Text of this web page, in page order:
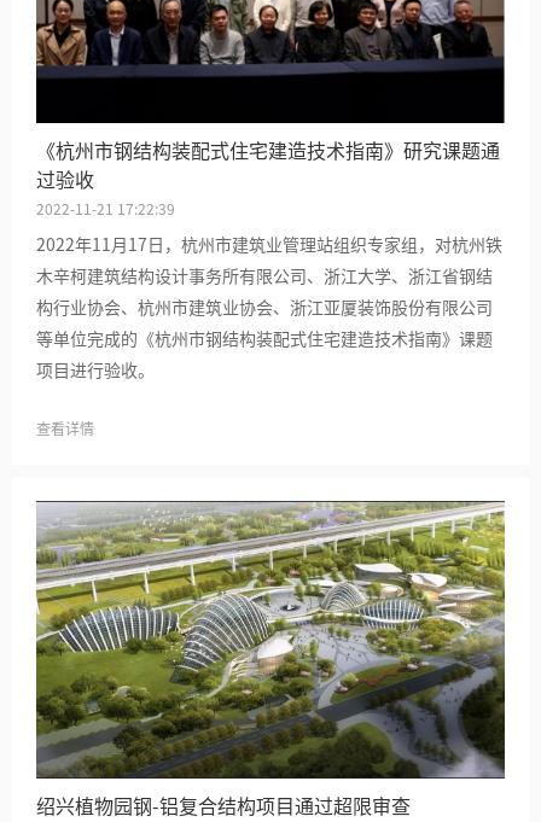
《杭州市钢结构装配式住宅建造技术指南》研究课题通
过验收
2022-11-21 17:22:39
2022年11月17日，杭州市建筑业管理站组织专家组，对杭州铁
木辛柯建筑结构设计事务所有限公司、浙江大学、浙江省钢结
构行业协会、杭州市建筑业协会、浙江亚厦装饰股份有限公司
等单位完成的《杭州市钢结构装配式住宅建造技术指南》课题
项目进行验收。
查看详情
绍兴植物园钢-铝复合结构项目通过超限审查